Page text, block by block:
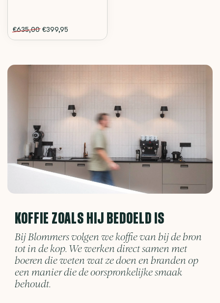
€635,00 €399,95
KOFFIE ZOALS HIJ BEDOELD IS
Bij Blommers volgen we koffie van bij de bron
tot in de kop. We werken direct samen met
boeren die weten wat ze doen en branden op
een manier die de oorspronkelijke smaak
behoudt.